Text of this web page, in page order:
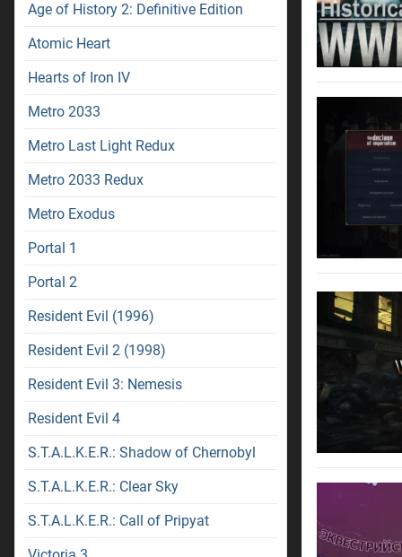
Age of History 2: Definitive Edition
Atomic Heart
Hearts of Iron IV
Metro 2033
Metro Last Light Redux
Metro 2033 Redux
Metro Exodus
Portal 1
Portal 2
Resident Evil (1996)
Resident Evil 2 (1998)
Resident Evil 3: Nemesis
Resident Evil 4
S.T.A.L.K.E.R.: Shadow of Chernobyl
S.T.A.L.K.E.R.: Clear Sky
S.T.A.L.K.E.R.: Call of Pripyat